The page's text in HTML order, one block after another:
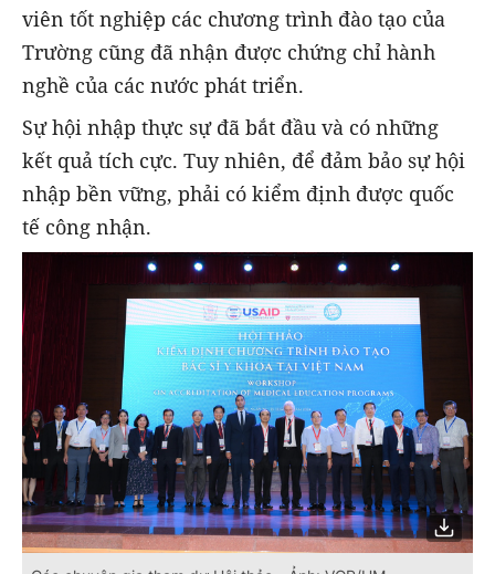
viên tốt nghiệp các chương trình đào tạo của
Trường cũng đã nhận được chứng chỉ hành
nghề của các nước phát triển.
Sự hội nhập thực sự đã bắt đầu và có những
kết quả tích cực. Tuy nhiên, để đảm bảo sự hội
nhập bền vững, phải có kiểm định được quốc
tế công nhận.